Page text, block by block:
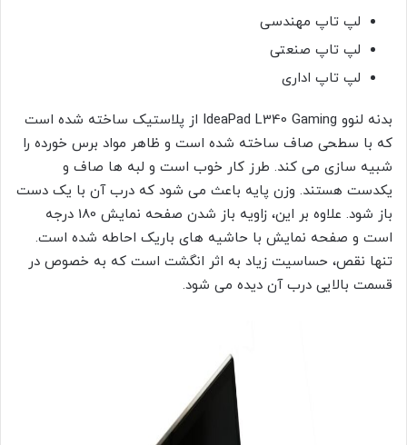
لپ تاپ مهندسی
لپ تاپ صنعتی
لپ تاپ اداری
بدنه لنوو IdeaPad L340 Gaming از پلاستیک ساخته شده است
که با سطحی صاف ساخته شده است و ظاهر مواد برس خورده را
شبیه سازی می کند. طرز کار خوب است و لبه ها صاف و
یکدست هستند. وزن پایه باعث می شود که درب آن با یک دست
باز شود. علاوه بر این، زاویه باز شدن صفحه نمایش 180 درجه
است و صفحه نمایش با حاشیه های باریک احاطه شده است.
تنها نقص، حساسیت زیاد به اثر انگشت است که به خصوص در
قسمت بالایی درب آن دیده می شود.